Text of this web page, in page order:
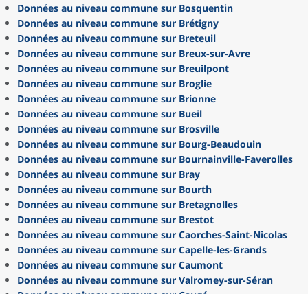
Données au niveau commune sur Bosquentin
Données au niveau commune sur Brétigny
Données au niveau commune sur Breteuil
Données au niveau commune sur Breux-sur-Avre
Données au niveau commune sur Breuilpont
Données au niveau commune sur Broglie
Données au niveau commune sur Brionne
Données au niveau commune sur Bueil
Données au niveau commune sur Brosville
Données au niveau commune sur Bourg-Beaudouin
Données au niveau commune sur Bournainville-Faverolles
Données au niveau commune sur Bray
Données au niveau commune sur Bourth
Données au niveau commune sur Bretagnolles
Données au niveau commune sur Brestot
Données au niveau commune sur Caorches-Saint-Nicolas
Données au niveau commune sur Capelle-les-Grands
Données au niveau commune sur Caumont
Données au niveau commune sur Valromey-sur-Séran